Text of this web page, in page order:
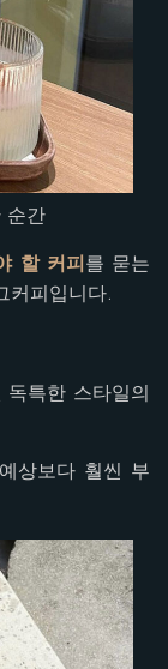
순간
할 커피를 묻는
커피입니다.
특한 스타일의
상보다 훨씬 부